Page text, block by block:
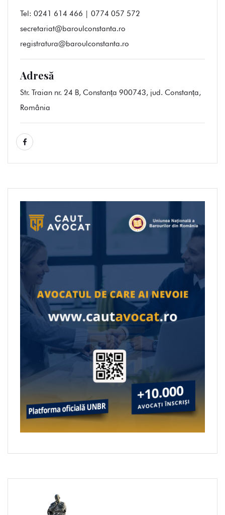
Tel: 0241 614 466 | 0774 057 572
secretariat@baroulconstanta.ro
registratura@baroulconstanta.ro
Adresă
Str. Traian nr. 24 B, Constanța 900743, jud. Constanța,
România